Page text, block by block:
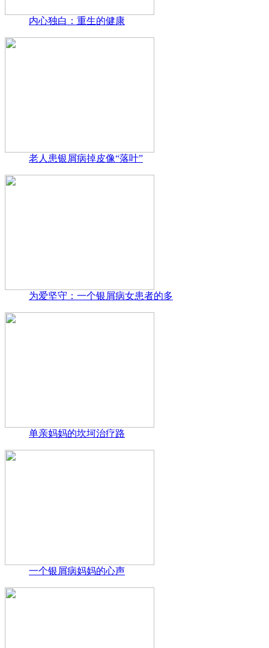
内心独白：重生的健康
老人患银屑病掉皮像“落叶”
为爱坚守：一个银屑病女患者的多
单亲妈妈的坎坷治疗路
一个银屑病妈妈的心声